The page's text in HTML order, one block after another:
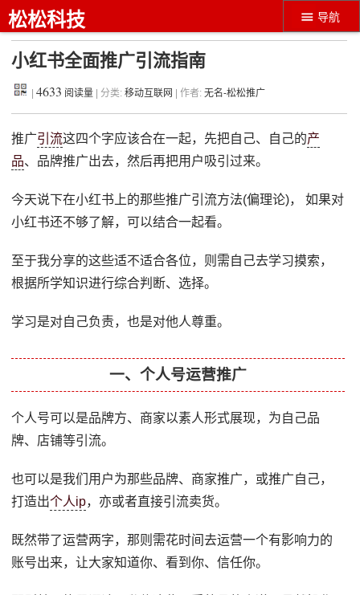
导航
松松科技
小红书全面推广引流指南
|4633 阅读量 | 分类:移动互联网 | 作者:无名-松松推广
推广引流这四个字应该合在一起，先把自己、自己的产
品、品牌推广出去，然后再把用户吸引过来。
今天说下在小红书上的那些推广引流方法(偏理论)， 如果对
小红书还不够了解，可以结合一起看。
至于我分享的这些适不适合各位，则需自己去学习摸索，
根据所学知识进行综合判断、选择。
学习是对自己负责，也是对他人尊重。
一、个人号运营推广
个人号可以是品牌方、商家以素人形式展现，为自己品
牌、店铺等引流。
也可以是我们用户为那些品牌、商家推广，或推广自己，
打造出个人ip，亦或者直接引流卖货。
既然带了运营两字，那则需花时间去运营一个有影响力的
账号出来，让大家知道你、看到你、信任你。